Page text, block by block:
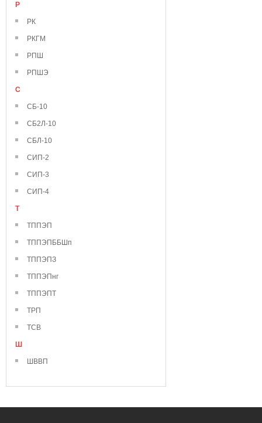
Р
РК
РКГМ
РПШ
РПШЭ
С
СБ-10
СБ2Л-10
СБЛ-10
СИП-2
СИП-3
СИП-4
Т
ТППЭП
ТППЭПББШп
ТППЭПЗ
ТППЭПнг
ТППЭПТ
ТРП
ТСВ
Ш
ШВВП